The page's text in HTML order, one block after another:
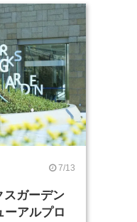
7/13
スガーデン
ーアルプロ